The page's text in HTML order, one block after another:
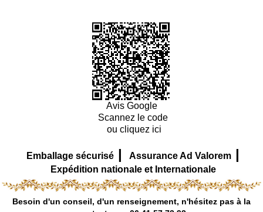
Avis Google
Scannez le code
ou cliquez ici
Emballage sécurisé | Assurance Ad Valorem |
Expédition nationale et Internationale
Besoin d'un conseil, d'un renseignement, n'hésitez pas à la